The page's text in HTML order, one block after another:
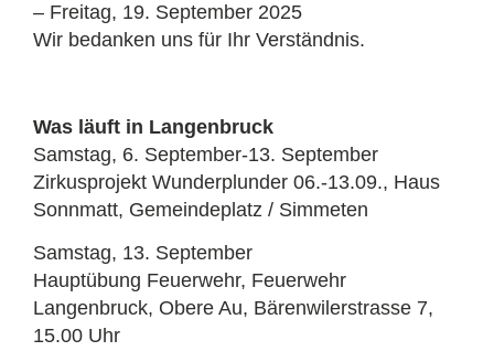
– Freitag, 19. September 2025
Wir bedanken uns für Ihr Verständnis.
Was läuft in Langenbruck
Samstag, 6. September-13. September
Zirkusprojekt Wunderplunder 06.-13.09., Haus
Sonnmatt, Gemeindeplatz / Simmeten
Samstag, 13. September
Hauptübung Feuerwehr, Feuerwehr
Langenbruck, Obere Au, Bärenwilerstrasse 7,
15.00 Uhr